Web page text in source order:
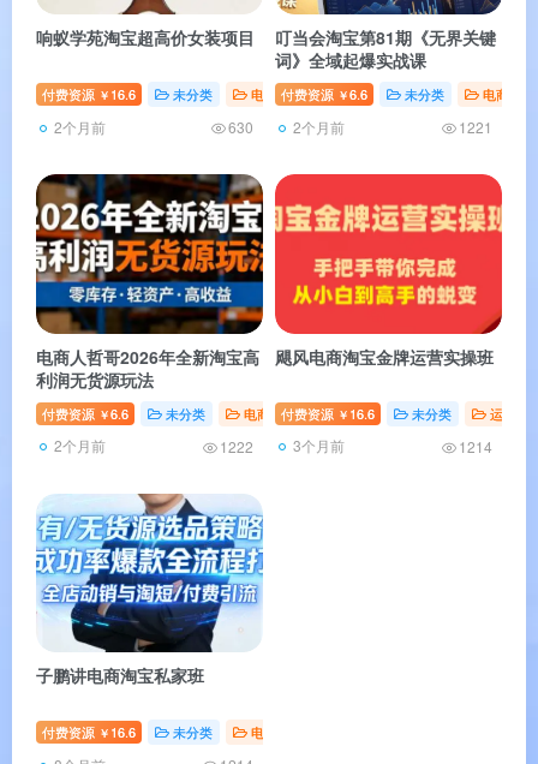
响蚁学苑淘宝超高价女装项目
付费资源 ￥ 16.6 未分类 电商教程 运营教程 # 运营 # 电商
2个月前 630
叮当会淘宝第81期《无界关键
词》全域起爆实战课
付费资源 ￥6.6 未分类 电商教程
2个月前 1221
电商人哲哥2026年全新淘宝高
利润无货源玩法
付费资源 ￥6.6 未分类 电商教程 运营教程 # 创业者 # 运营
2个月前 1222
飓风电商淘宝金牌运营实操班
付费资源 ￥ 16.6 未分类 运营教
3个月前 1214
子鹏讲电商淘宝私家班
付费资源 ￥ 16.6 未分类 电商教程